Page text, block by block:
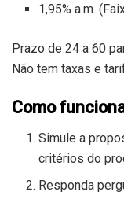
1,95% a.m.
Prazo de 24 a 60
Não tem taxas e
Como
Simule a
critérios do
Responda